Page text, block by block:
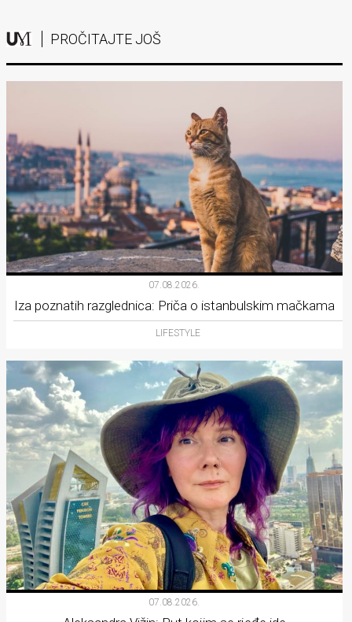
PROČITAJTE JOŠ
07.08.2026.
Iza poznatih razglednica: Priča o istanbulskim mačkama
LIFESTYLE
07.08.2026.